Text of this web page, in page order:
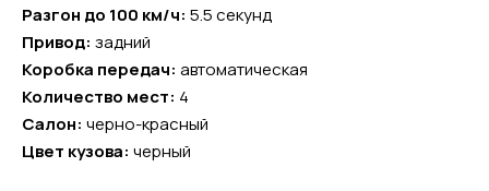
Разгон до 100 км/ч: 5.5 секунд
Привод: задний
Коробка передач: автоматическая
Количество мест: 4
Салон: черно-красный
Цвет кузова: черный